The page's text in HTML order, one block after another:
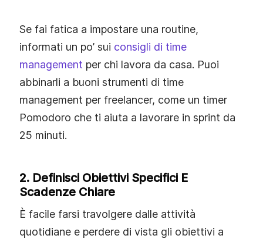
Se fai fatica a impostare una routine,
informati un po’ sui consigli di time
management per chi lavora da casa. Puoi
abbinarli a buoni strumenti di time
management per freelancer, come un timer
Pomodoro che ti aiuta a lavorare in sprint da
25 minuti.
2. Definisci Obiettivi Specifici E
Scadenze Chiare
È facile farsi travolgere dalle attività
quotidiane e perdere di vista gli obiettivi a